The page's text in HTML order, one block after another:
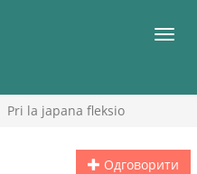
Pri la japana fleksio
Одговорити